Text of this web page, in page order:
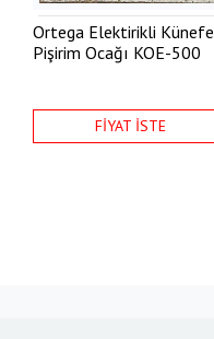
Ortega Elektirikli Künefe
Pişirim Ocağı KOE-500
FİYAT İSTE